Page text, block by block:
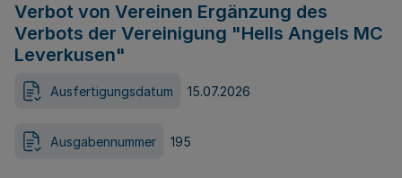
Verbot von Vereinen Ergänzung des
Verbots der Vereinigung "Hells Angels MC
Leverkusen"
Ausfertigungsdatum 15.07.2026
Ausgabennummer 195